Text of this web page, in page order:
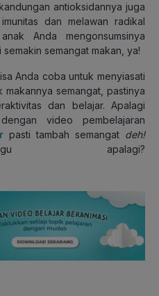
antioksidannya juga
dan melawan radikal
Anda mengonsumsinya
semangat makan, ya!
Anda coba untuk menyiasati
makannya semangat, pastinya
dan belajar. Apalagi
video pembelajaran
pasti tambah semangat deh!
apalagi?